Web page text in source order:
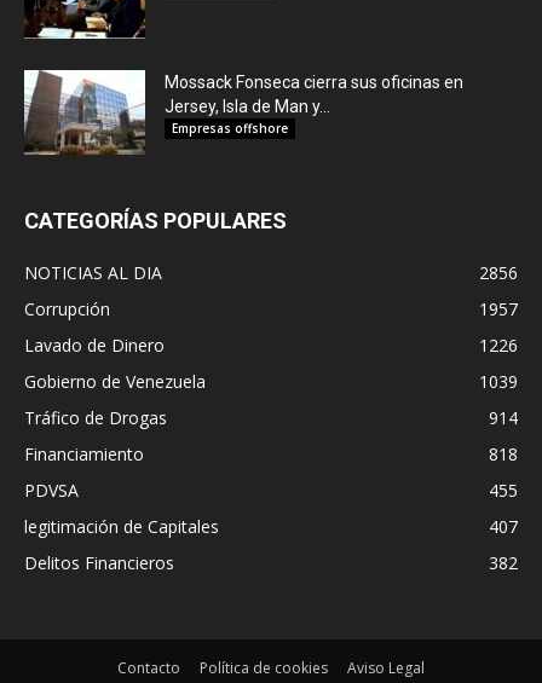
Mossack Fonseca cierra sus oficinas en
Jersey, Isla de Man y...
Empresas offshore
CATEGORÍAS POPULARES
NOTICIAS AL DIA
2856
Corrupción
1957
Lavado de Dinero
1226
Gobierno de Venezuela
1039
Tráfico de Drogas
914
Financiamiento
818
PDVSA
455
legitimación de Capitales
407
Delitos Financieros
382
Contacto Política de cookies Aviso Legal